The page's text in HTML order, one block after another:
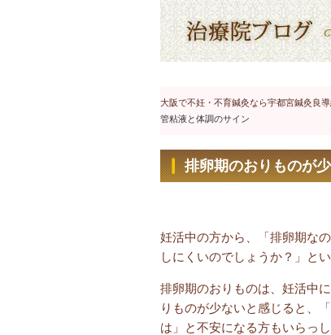
大阪で不妊・不育鍼灸なら宇都宮鍼灸良
管粘液と体調のサイン
排卵期のおりものが
妊活中の方から、「排卵期な
しにくいのでしょうか？」と
排卵期のおりものは、妊活中
りものが少ないと感じると、
は」と不安になる方もいらっし